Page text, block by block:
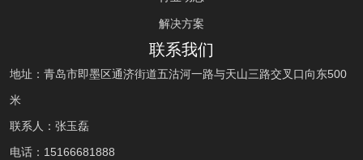
解决方案
联系我们
地址：青岛市即墨区通济街道五沽河一路与天山三路交叉口向东500
米
联系人：张玉磊
电话： 15166681888